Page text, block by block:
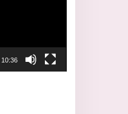
10:36